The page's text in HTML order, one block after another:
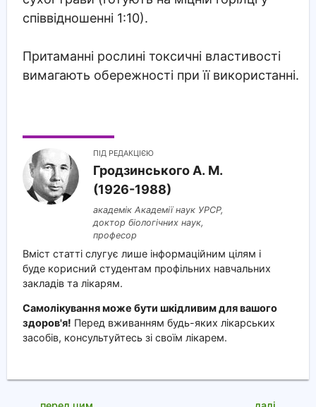
співвідношенні 1:10).
Притаманні рослині токсичні властивості
вимагають обережності при її використанні.
Вміст статті слугує лише інформаційним цілям і
буде корисний студентам профільних навчальних
закладів та лікарям.
Самолікування може бути шкідливим для вашого
здоров'я! Перед вживанням будь-яких лікарських
засобів, консультуйтесь зі своїм лікарем.
ПІД РЕДАКЦІЄЮ
Гродзинського A. M.
(1926-1988)
академік Академії наук УРСР,
доктор біологічних наук,
професор